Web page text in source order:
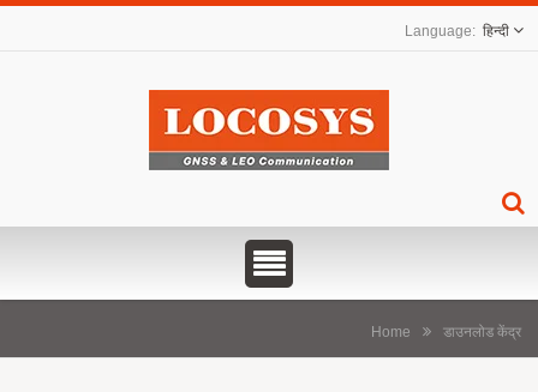
हिन्दी
Home डाउनलोड केंद्र